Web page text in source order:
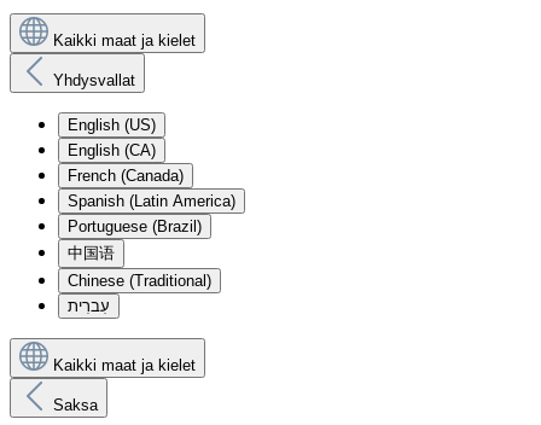
Kaikki maat ja kielet
Yhdysvallat
English (US)
English (CA)
French (Canada)
Spanish (Latin America)
Portuguese (Brazil)
中国语
Chinese (Traditional)
עִברִית
Kaikki maat ja kielet
Saksa